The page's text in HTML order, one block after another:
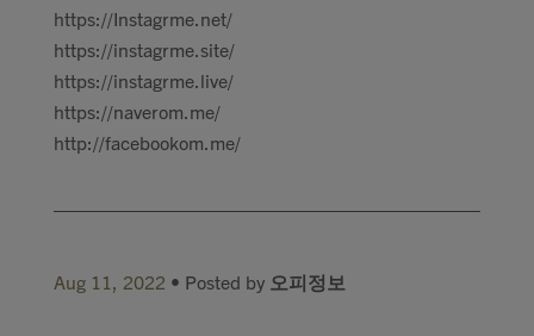
https://Instagrme.net/
https://instagrme.site/
https://instagrme.live/
https://naverom.me/
http://facebookom.me/
Aug 11, 2022 • Posted by 오피정보